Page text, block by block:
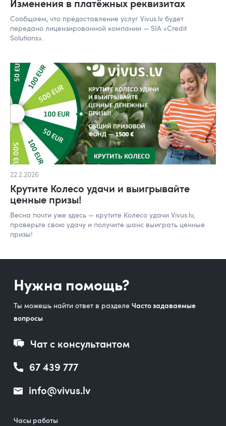
Сообщаем, что предоставление услуг Vivus.lv будет
передано лицензированной компании — SIA «Credit
Solutions».
22.2.2026
Крутите Колесо удачи и выигрывайте
ценные призы!
Весна почти уже здесь — крутите Колесо удачи Vivus.lv,
проверьте свою удачу и получите шанс выиграть ценные
призы!
Нужна помощь?
Ты можешь найти ответ в разделе Часто задаваемые
вопросы
Чат с консультантом
67 439 777
info@vivus.lv
Часы работы